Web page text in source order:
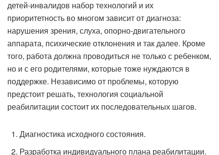
детей-инвалидов набор технологий и их
приоритетность во многом зависит от диагноза:
нарушения зрения, слуха, опорно-двигательного
аппарата, психические отклонения и так далее. Кроме
того, работа должна проводиться не только с ребенком,
но и с его родителями, которые тоже нуждаются в
поддержке. Независимо от проблемы, которую
предстоит решать, технология социальной
реабилитации состоит их последовательных шагов.
Диагностика исходного состояния.
Разработка индивидуального плана реабилитации.